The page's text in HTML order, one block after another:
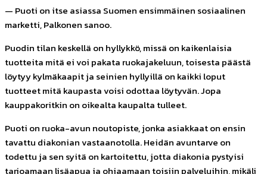
— Puoti on itse asiassa Suomen ensimmäinen sosiaalinen
marketti, Palkonen sanoo.
Puodin tilan keskellä on hyllykkö, missä on kaikenlaisia
tuotteita mitä ei voi pakata ruokajakeluun, toisesta päästä
löytyy kylmäkaapit ja seinien hyllyillä on kaikki loput
tuotteet mitä kaupasta voisi odottaa löytyvän. Jopa
kauppakoritkin on oikealta kaupalta tulleet.
Puoti on ruoka-avun noutopiste, jonka asiakkaat on ensin
tavattu diakonian vastaanotolla. Heidän avuntarve on
todettu ja sen syitä on kartoitettu, jotta diakonia pystyisi
tarjoamaan lisäapua ja ohjaamaan toisiin palveluihin, mikäli